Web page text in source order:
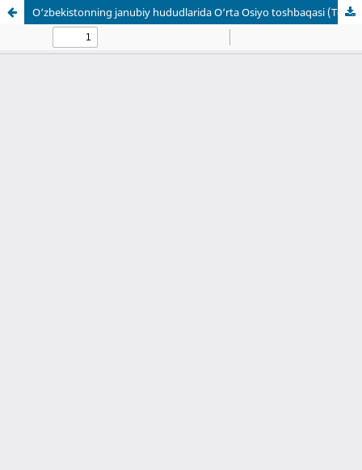
O‘zbekistonning janubiy hududlarida O‘rta Osiyo toshbaqasi (Testudo horsfieldii)ning bioekologik xususiyatlari va muhofazasi